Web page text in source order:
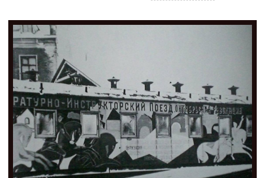
À PROPOS
À PROPOS D'OAM
CONTACT
CGU
CGV